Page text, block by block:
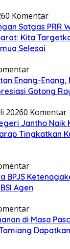
0 Komentar
Satgas PRR
Kita
Selesai
Enang-Enang,
Gotong
20260 Komentar
Jantho Naik
Tingkatkan
BPJS
Agen
di Masa